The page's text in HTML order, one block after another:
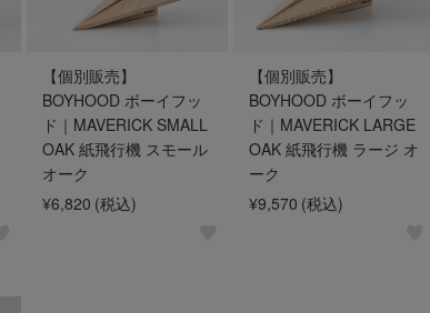
【個別販売】
BOYHOOD ボーイフッ
ド｜MAVERICK SMALL
OAK 紙飛行機 スモール
オーク
¥6,820 (税込)
【個別販売】
BOYHOOD ボーイフッ
ド｜MAVERICK LARGE
OAK 紙飛行機 ラージ オ
ーク
¥9,570 (税込)